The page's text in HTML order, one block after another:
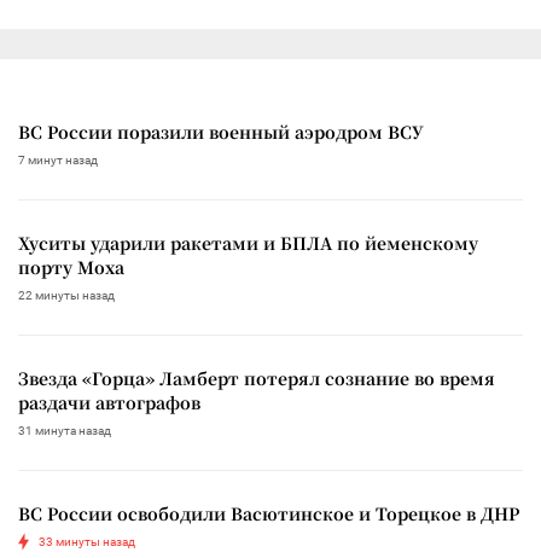
ВС России поразили военный аэродром ВСУ
7 минут назад
Хуситы ударили ракетами и БПЛА по йеменскому
порту Моха
22 минуты назад
Звезда «Горца» Ламберт потерял сознание во время
раздачи автографов
31 минута назад
ВС России освободили Васютинское и Торецкое в ДНР
33 минуты назад